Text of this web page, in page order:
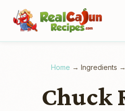
Home → Ingredients →
Chuck